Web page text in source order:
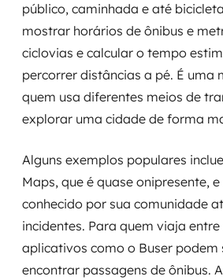
público, caminhada e até
mostrar horários de ônibus e
ciclovias e calcular o tempo
percorrer distâncias a pé. É uma
quem usa diferentes meios de
explorar uma cidade de forma
Alguns exemplos populares
Maps, que é quase onipresente, e
conhecido por sua comunidade
incidentes. Para quem viaja entre
aplicativos como o Buser podem
encontrar passagens de ônibus.